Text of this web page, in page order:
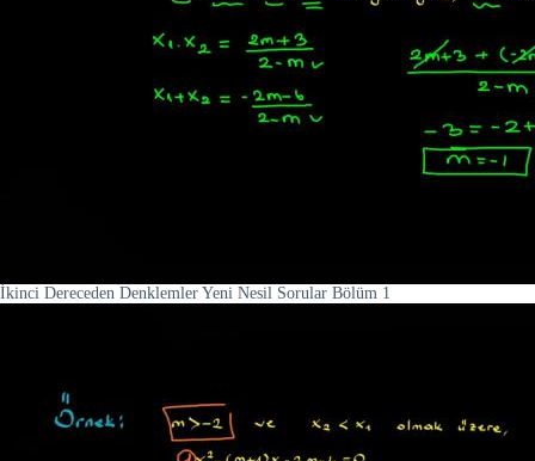
İkinci Dereceden Denklemler Yeni Nesil Sorular Bölüm 1